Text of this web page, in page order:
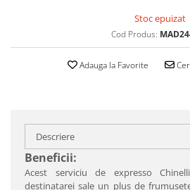
Stoc epuizat
Cod Produs:
Adauga la Favorite
Descriere
Beneficii:
Acest serviciu de expresso
destinatarei sale un plus de